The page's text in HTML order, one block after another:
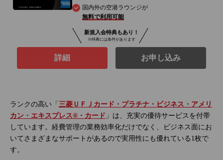
国内外の空港ラウンジが
無料で利用可能
新規入会特典もあり！
※特典には条件があります
詳細 お申し込み
ランクの高い「 三菱ＵＦＪカード・プラチナ・ビジネス・アメリ
カン・エキスプレス®・カード 」は、充実の優待サービスを付帯
しています。経費管理の業務効率化だけでなく、ビジネス面にお
いてさまざまなサポートがあるので実用性にも優れている1枚で
す。